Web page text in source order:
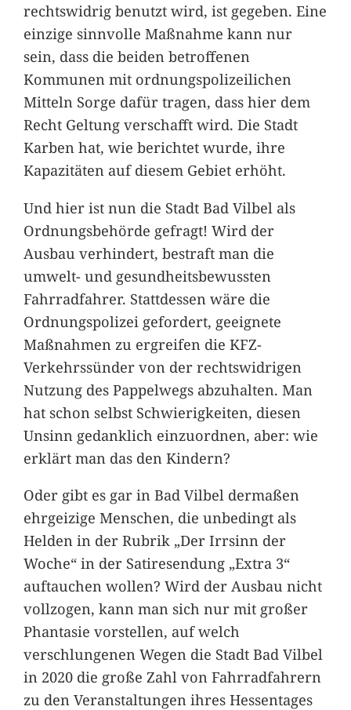
rechtswidrig benutzt wird, ist gegeben. Eine
einzige sinnvolle Maßnahme kann nur
sein, dass die beiden betroffenen
Kommunen mit ordnungspolizeilichen
Mitteln Sorge dafür tragen, dass hier dem
Recht Geltung verschafft wird. Die Stadt
Karben hat, wie berichtet wurde, ihre
Kapazitäten auf diesem Gebiet erhöht.
Und hier ist nun die Stadt Bad Vilbel als
Ordnungsbehörde gefragt! Wird der
Ausbau verhindert, bestraft man die
umwelt- und gesundheitsbewussten
Fahrradfahrer. Stattdessen wäre die
Ordnungspolizei gefordert, geeignete
Maßnahmen zu ergreifen die KFZ-
Verkehrssünder von der rechtswidrigen
Nutzung des Pappelwegs abzuhalten. Man
hat schon selbst Schwierigkeiten, diesen
Unsinn gedanklich einzuordnen, aber: wie
erklärt man das den Kindern?
Oder gibt es gar in Bad Vilbel dermaßen
ehrgeizige Menschen, die unbedingt als
Helden in der Rubrik „Der Irrsinn der
Woche“ in der Satiresendung „Extra 3“
auftauchen wollen? Wird der Ausbau nicht
vollzogen, kann man sich nur mit großer
Phantasie vorstellen, auf welch
verschlungenen Wegen die Stadt Bad Vilbel
in 2020 die große Zahl von Fahrradfahrern
zu den Veranstaltungen ihres Hessentages